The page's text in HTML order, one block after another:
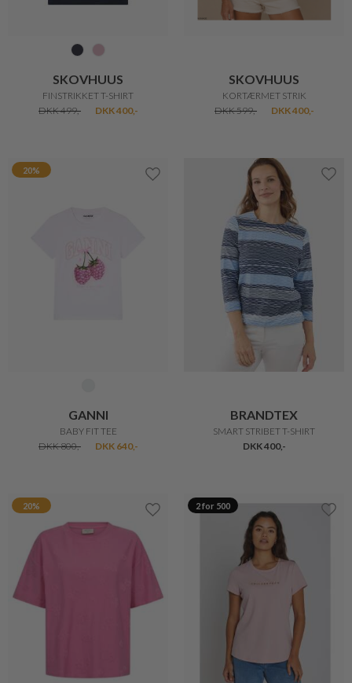
BALL
BALLTOBELLI TOPPE
DKK 400,-
DKK 240,-
BLACK COLOUR
MAYRA T-SHIRT
DKK 300,-
20%
SKOVHUUS
FINSTRIKKET T-SHIRT
DKK 499,-
DKK 400,-
SKOVHUUS
KORTÆRMET STRIK
DKK 599,-
DKK 400,-
20%